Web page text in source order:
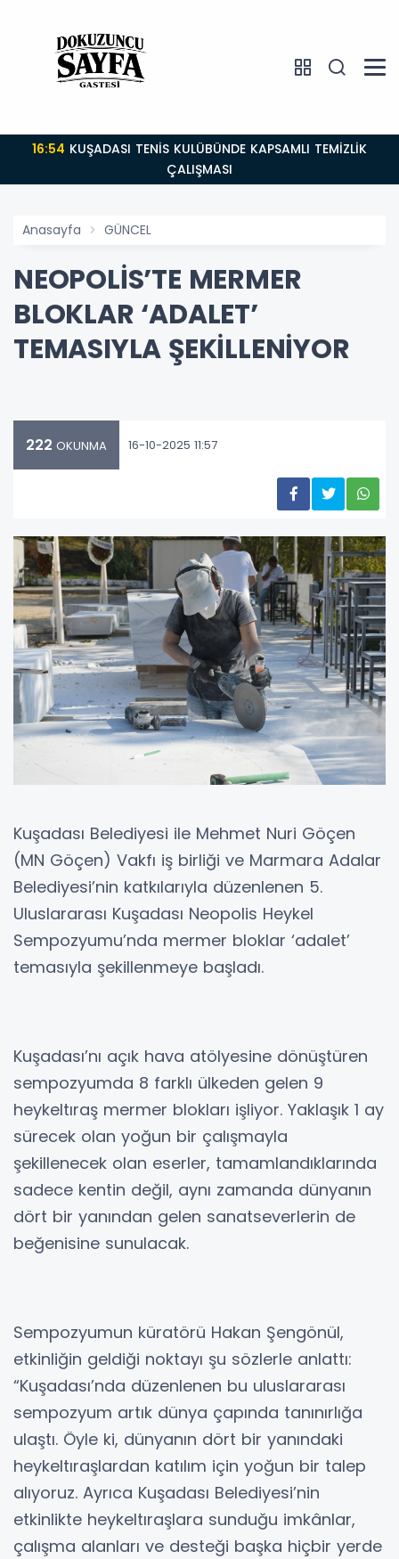
16:54
ÇALIŞMASI
Anasayfa GÜNCEL
NEOPOLİS’TE MERMER
BLOKLAR ‘ADALET’
TEMASIYLA ŞEKİLLENİYOR
222 OKUNMA 16-10-2025 11:57
Kuşadası Belediyesi ile Mehmet Nuri Göçen
(MN Göçen) Vakfı iş birliği ve Marmara Adalar
Belediyesi’nin katkılarıyla düzenlenen 5.
Uluslararası Kuşadası Neopolis Heykel
Sempozyumu’nda mermer bloklar ‘adalet’
temasıyla şekillenmeye başladı.
Kuşadası’nı açık hava atölyesine dönüştüren
sempozyumda 8 farklı ülkeden gelen 9
heykeltıraş mermer blokları işliyor. Yaklaşık 1 ay
sürecek olan yoğun bir çalışmayla
şekillenecek olan eserler, tamamlandıklarında
sadece kentin değil, aynı zamanda dünyanın
dört bir yanından gelen sanatseverlerin de
beğenisine sunulacak.
Sempozyumun küratörü Hakan Şengönül,
etkinliğin geldiği noktayı şu sözlerle anlattı:
“Kuşadası’nda düzenlenen bu uluslararası
sempozyum artık dünya çapında tanınırlığa
ulaştı. Öyle ki, dünyanın dört bir yanındaki
heykeltıraşlardan katılım için yoğun bir talep
alıyoruz. Ayrıca Kuşadası Belediyesi’nin
etkinlikte heykeltıraşlara sunduğu imkânlar,
çalışma alanları ve desteği başka hiçbir yerde